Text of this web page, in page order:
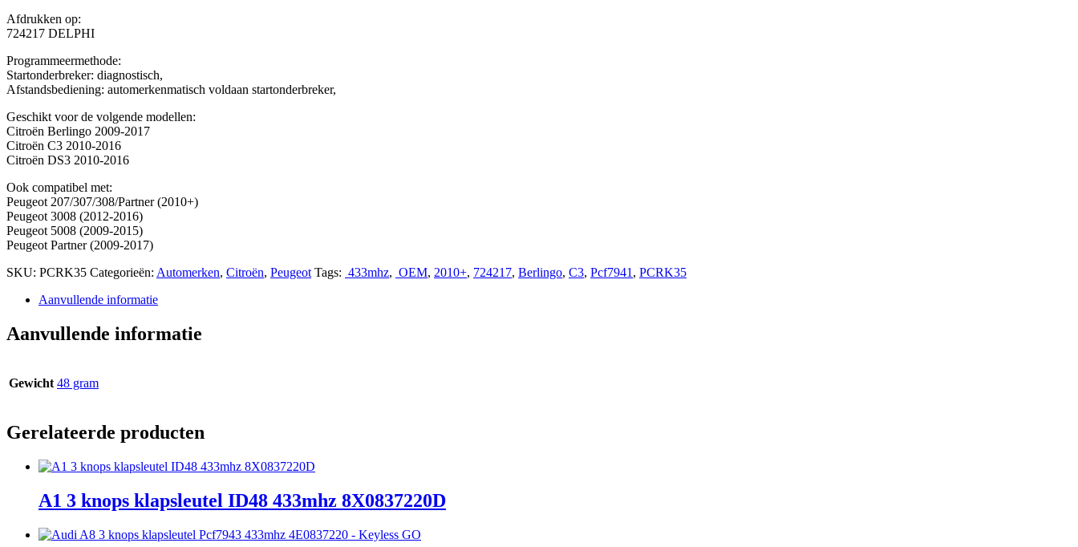
Afdrukken op:
724217 DELPHI
Programmeermethode:
Startonderbreker: diagnostisch,
Afstandsbediening: automerkenmatisch voldaan startonderbreker,
Geschikt voor de volgende modellen:
Citroën Berlingo 2009-2017
Citroën C3 2010-2016
Citroën DS3 2010-2016
Ook compatibel met:
Peugeot 207/307/308/Partner (2010+)
Peugeot 3008 (2012-2016)
Peugeot 5008 (2009-2015)
Peugeot Partner (2009-2017)
SKU: PCRK35 Categorieën: Automerken, Citroën, Peugeot Tags: 433mhz, OEM, 2010+, 724217, Berlingo, C3, Pcf7941 , PCRK35
Aanvullende informatie
Aanvullende informatie
Gewicht 48 gram
Gerelateerde producten
A1 3 knops klapsleutel ID48 433mhz 8X0837220D